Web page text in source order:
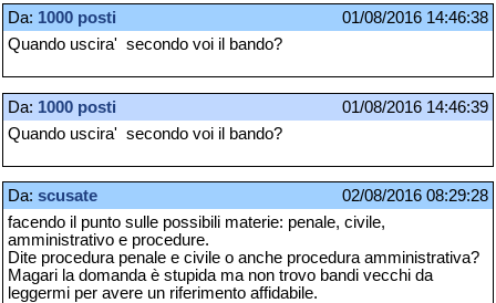
Da: 1000 posti
01/08/2016 14:46:38
Quando uscira' secondo voi il bando?
Da: 1000 posti
01/08/2016 14:46:39
Quando uscira' secondo voi il bando?
Da: scusate
02/08/2016 08:29:28
facendo il punto sulle possibili materie: penale, civile,
amministrativo e procedure.
Dite procedura penale e civile o anche procedura amministrativa?
Magari la domanda è stupida ma non trovo bandi vecchi da
leggermi per avere un riferimento affidabile.